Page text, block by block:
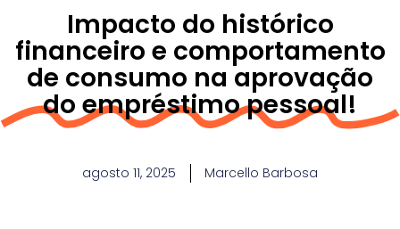
Impacto do histórico
financeiro e comportamento
de consumo na aprovação
do empréstimo pessoal!
agosto 11, 2025 Marcello Barbosa